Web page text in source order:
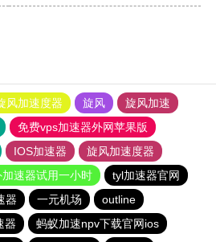
风加速度器 旋风
旋风加速
免费vps加速器外网苹果版
IOS加速器
旋风加速度器
加速器试用一小时
tyl加速器官网
器 一元机场
outline
器
蚂蚁加速npv下载官网ios